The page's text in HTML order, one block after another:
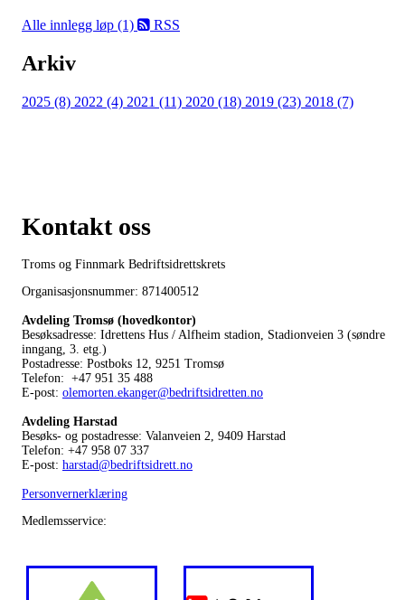
Alle innlegg løp (1) RSS
Arkiv
2025 (8) 2022 (4) 2021 (11) 2020 (18) 2019 (23) 2018 (7)
Kontakt oss
Troms og Finnmark Bedriftsidrettskrets
Organisasjonsnummer: 871400512
Avdeling Tromsø (hovedkontor)
Besøksadresse: Idrettens Hus / Alfheim stadion, Stadionveien 3 (søndre
inngang, 3. etg.)
Postadresse: Postboks 12, 9251 Tromsø
Telefon: +47 951 35 488
E-post: olemorten.ekanger@bedriftsidretten.no
Avdeling Harstad
Besøks- og postadresse: Valanveien 2, 9409 Harstad
Telefon: +47 958 07 337
E-post: harstad@bedriftsidrett.no
Personvernerklæring
Medlemsservice: